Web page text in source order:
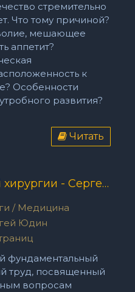
стремительно
Что тому причиной?
мешающее
аппетит?
к
Особенности
развития?
Читать
Этюды желудочной хирургии - Сергей Юдин
/ Медицина
Юдин
фундаментальный
труд, посвященный
вопросам